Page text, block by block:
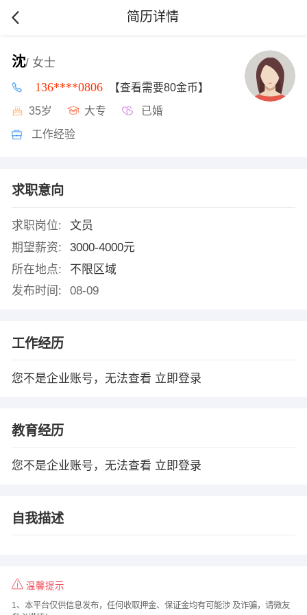
简历详情
沈/ 女士
136****0806 【查看需要80金币】
35岁 大专 已婚
工作经验
求职意向
求职岗位:
文员
期望薪资:
3000-4000元
所在地点:
不限区域
发布时间:
08-09
工作经历
您不是企业账号，无法查看 立即登录
教育经历
您不是企业账号，无法查看 立即登录
自我描述
温馨提示
1、本平台仅供信息发布，任何收取押金、保证金均有可能涉 及诈骗，请微友